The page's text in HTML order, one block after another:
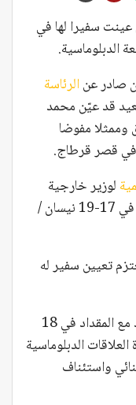
سفيرا لها في
صادر عنالرئاسة
قد عيّن محمد
وممثلا مفوضا
قصر قرطاج.
لوزير خارجية
النظام السوري فيصل المقداد إلى البلاد في 17-19 نيسان /
تعيين سفير له
وفي الاجتماع الذي عقده الرئيس سعيد مع المقداد في 18
الدبلوماسية
واستئناف